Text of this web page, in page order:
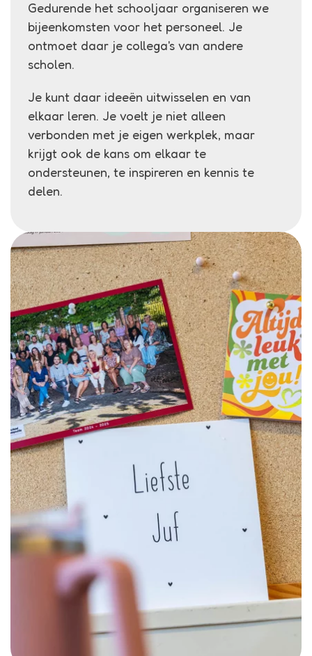
Gedurende het schooljaar organiseren we
bijeenkomsten voor het personeel. Je
ontmoet daar je collega's van andere
scholen.
Je kunt daar ideeën uitwisselen en van
elkaar leren. Je voelt je niet alleen
verbonden met je eigen werkplek, maar
krijgt ook de kans om elkaar te
ondersteunen, te inspireren en kennis te
delen.